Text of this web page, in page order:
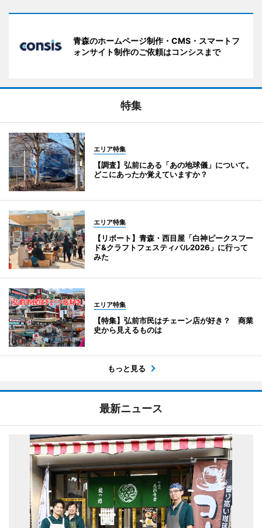
青森のホームページ制作・CMS・スマートフ
ォンサイト制作のご依頼はコンシスまで
特集
エリア特集
【調査】弘前にある「あの地球儀」について。
どこにあったか覚えていますか？
エリア特集
【リポート】青森・西目屋「白神ピークスフー
ド&クラフトフェスティバル2026」に行って
みた
エリア特集
【特集】弘前市民はチェーン店が好き？ 商業
史から見えるものは
もっと見る
最新ニュース